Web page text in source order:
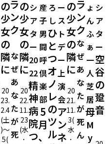
の
少
女
の
隣
に
20
23.
2.4
(土
)〜
5(
ラ
ン
ク
な
ぜ
あ
な
た
が
死
の
少
女
の
隣
に
20
22.
11.
23
(水
･
シ
ア
タ
ー
20
22
精
神
病
院
つ
産
子
男
闘
呼
倶
楽
部
5
月
、
ろ
し​
ひ
と
つ
オ
ノ
レ
の
ツ
ル
ー
ス
ト
デ
ー
上
演
会​
ア
ン
ネ
の
少
女
の
隣
に
20
21.
11.
3(
水
･
ラ
ン
ク
な
ぜ
あ
な
た
が
死
ん
ょ
ん
ふ
ぁ
一
人
芝
居​
母
M
y
シ
ア
タ
ー​
空
谷
の
跫
音